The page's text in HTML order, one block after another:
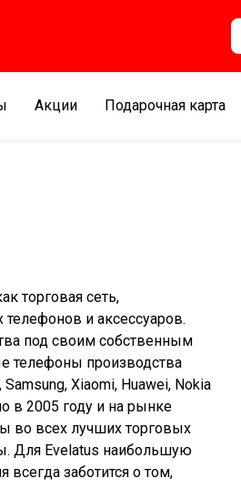
Aкции Подарочная карта
торговая сеть,
и аксессуаров.
под своим собственным
телефоны производства
Xiaomi, Huawei, Nokia
в 2005 году и на рынке
во всех лучших торговых
Для Evelatus наибольшую
всегда заботится о том,